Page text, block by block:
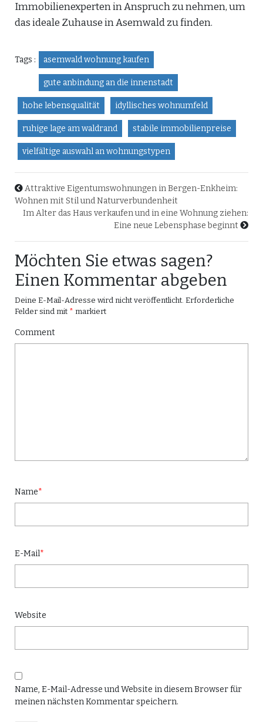
Immobilienexperten in Anspruch zu nehmen, um
das ideale Zuhause in Asemwald zu finden.
Tags : asemwald wohnung kaufen
gute anbindung an die innenstadt
hohe lebensqualität idyllisches wohnumfeld
ruhige lage am waldrand stabile immobilienpreise
vielfältige auswahl an wohnungstypen
Attraktive Eigentumswohnungen in Bergen-Enkheim:
Wohnen mit Stil und Naturverbundenheit
Im Alter das Haus verkaufen und in eine Wohnung ziehen:
Eine neue Lebensphase beginnt
Möchten Sie etwas sagen?
Einen Kommentar abgeben
Deine E-Mail-Adresse wird nicht veröffentlicht. Erforderliche
Felder sind mit * markiert
Comment
Name*
E-Mail*
Website
Name, E-Mail-Adresse und Website in diesem Browser für
meinen nächsten Kommentar speichern.